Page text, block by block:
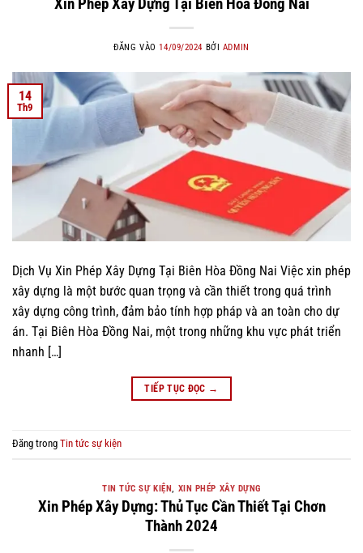
ĐĂNG VÀO14/09/2024 BỞI ADMIN
14
Th9
Dịch Vụ Xin Phép Xây Dựng Tại Biên Hòa Đồng Nai Việc xin phép
xây dựng là một bước quan trọng và cần thiết trong quá trình
xây dựng công trình, đảm bảo tính hợp pháp và an toàn cho dự
án. Tại Biên Hòa Đồng Nai, một trong những khu vực phát triển
nhanh […]
TIẾP TỤC ĐỌC →
Đăng trong Tin tức sự kiện
TIN TỨC SỰ KIỆN, XIN PHÉP XÂY DỰNG
Xin Phép Xây Dựng: Thủ Tục Cần Thiết Tại Chơn
Thành 2024